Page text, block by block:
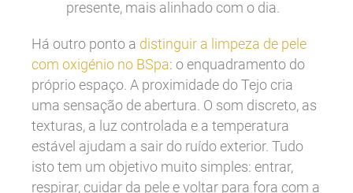
presente, mais alinhado com o dia.
Há outro ponto a distinguir a limpeza de pele
com oxigénio no BSpa: o enquadramento do
próprio espaço. A proximidade do Tejo cria
uma sensação de abertura. O som discreto, as
texturas, a luz controlada e a temperatura
estável ajudam a sair do ruído exterior. Tudo
isto tem um objetivo muito simples: entrar,
respirar, cuidar da pele e voltar para fora com a